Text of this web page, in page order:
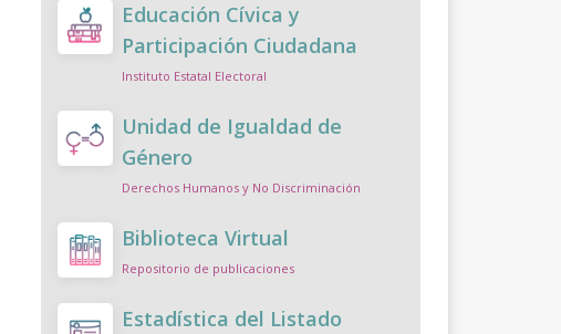
Educación Cívica y
Participación Ciudadana
Instituto Estatal Electoral
Unidad de Igualdad de
Género
Derechos Humanos y No Discriminación
Biblioteca Virtual
Repositorio de publicaciones
Estadística del Listado